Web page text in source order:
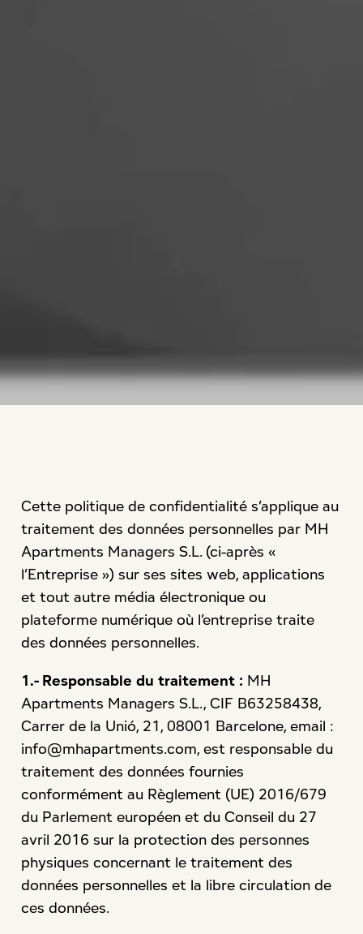
Cette politique de confidentialité s’applique au
traitement des données personnelles par MH
Apartments Managers S.L. (ci-après «
l’Entreprise ») sur ses sites web, applications
et tout autre média électronique ou
plateforme numérique où l’entreprise traite
des données personnelles.
1.- Responsable du traitement : MH
Apartments Managers S.L., CIF B63258438,
Carrer de la Unió, 21, 08001 Barcelone, email :
info@mhapartments.com, est responsable du
traitement des données fournies
conformément au Règlement (UE) 2016/679
du Parlement européen et du Conseil du 27
avril 2016 sur la protection des personnes
physiques concernant le traitement des
données personnelles et la libre circulation de
ces données.